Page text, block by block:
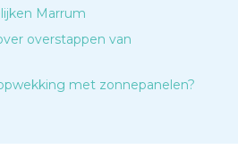
Marrum
overstappen van
met zonnepanelen?